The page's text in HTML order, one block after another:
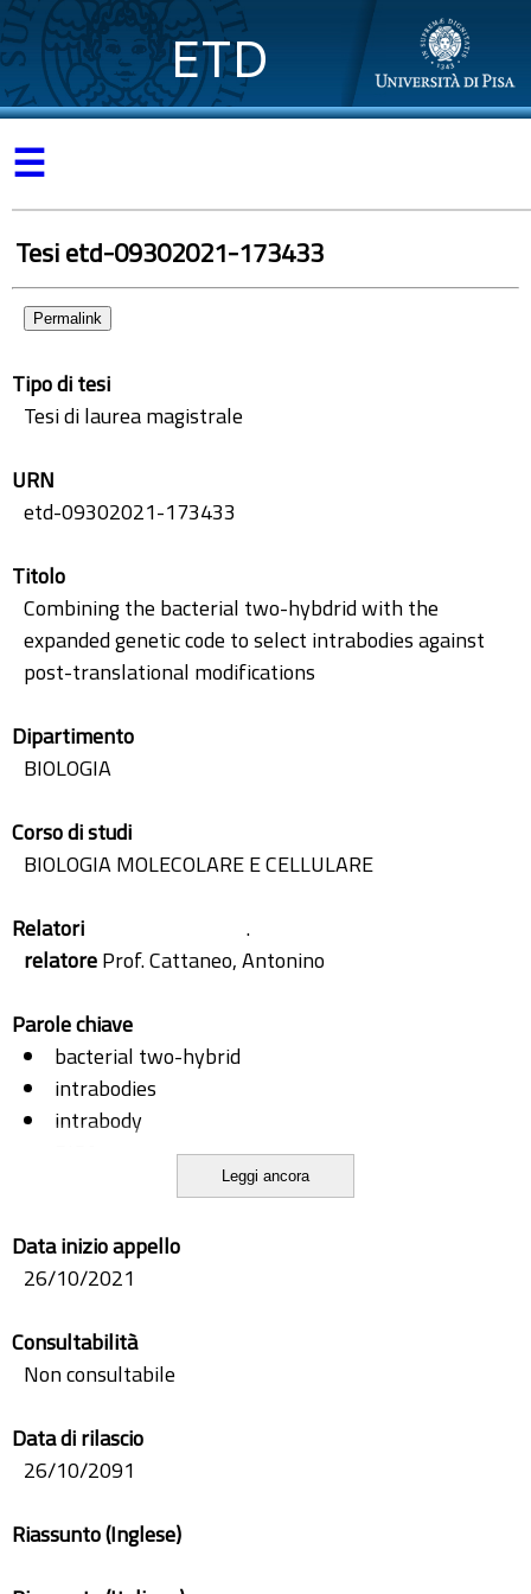
ETD
☰
Tesi etd-09302021-173433
Permalink
Tipo di tesi
Tesi di laurea magistrale
URN
etd-09302021-173433
Titolo
Combining the bacterial two-hybdrid with the
expanded genetic code to select intrabodies against
post-translational modifications
Dipartimento
BIOLOGIA
Corso di studi
BIOLOGIA MOLECOLARE E CELLULARE
Relatori
.
relatoreProf. Cattaneo, Antonino
Parole chiave
bacterial two-hybrid
intrabodies
intrabody
post translational modifications
two-hybrid
Leggi ancora
Data inizio appello
26/10/2021
Consultabilità
Non consultabile
Data di rilascio
26/10/2091
Riassunto (Inglese)